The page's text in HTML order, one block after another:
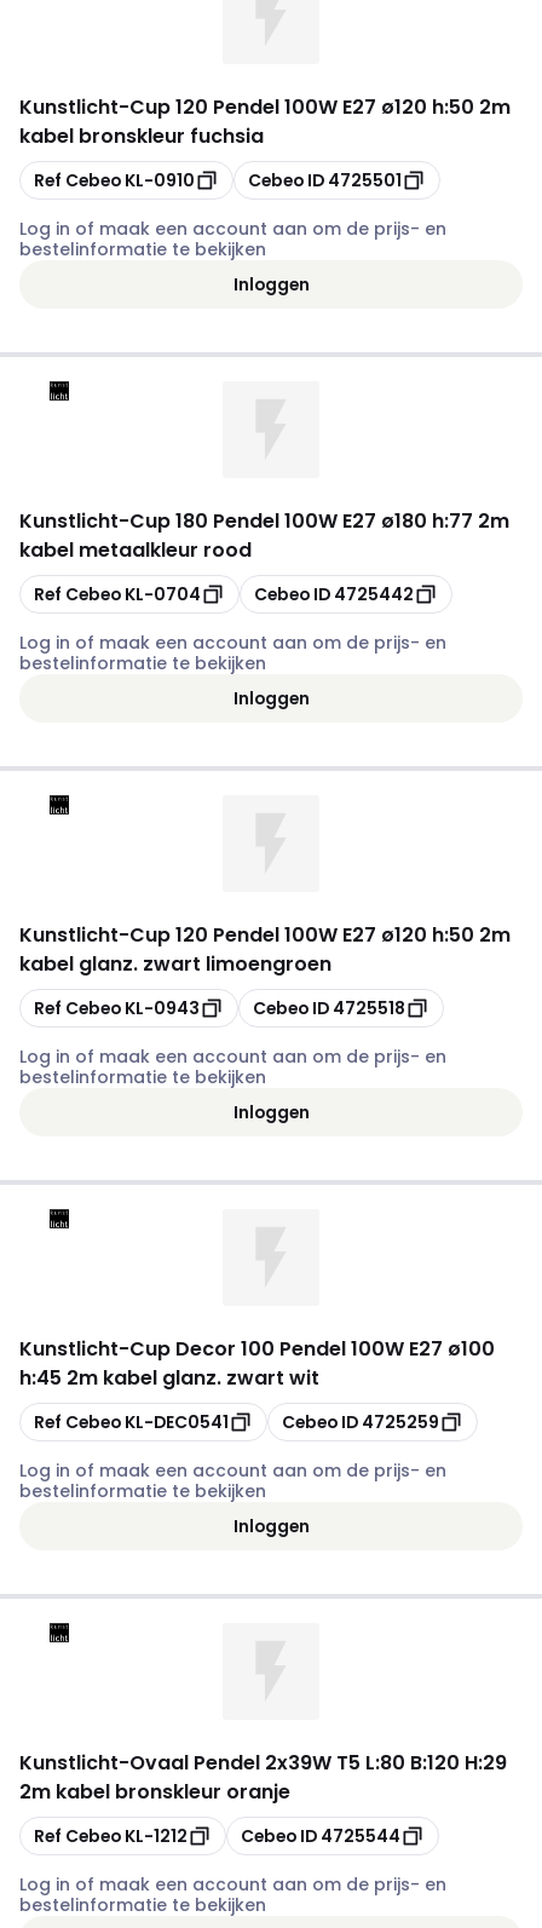
Kunstlicht-Cup 120 Pendel 100W E27 ø120 h:50 2m
kabel bronskleur fuchsia
Kopiëren
Ref Cebeo KL-0910 Kopiëren
Cebeo ID 4725501
Log in of maak een account aan om de prijs- en
bestelinformatie te bekijken
Inloggen
Kunstlicht-Cup 180 Pendel 100W E27 ø180 h:77 2m
kabel metaalkleur rood
Kopiëren
Ref Cebeo KL-0704 Kopiëren
Cebeo ID 4725442
Log in of maak een account aan om de prijs- en
bestelinformatie te bekijken
Inloggen
Kunstlicht-Cup 120 Pendel 100W E27 ø120 h:50 2m
kabel glanz. zwart limoengroen
Kopiëren
Ref Cebeo KL-0943 Kopiëren
Cebeo ID 4725518
Log in of maak een account aan om de prijs- en
bestelinformatie te bekijken
Inloggen
Kunstlicht-Cup Decor 100 Pendel 100W E27 ø100
h:45 2m kabel glanz. zwart wit
Kopiëren
Ref Cebeo KL-DEC0541 Kopiëren
Cebeo ID 4725259
Log in of maak een account aan om de prijs- en
bestelinformatie te bekijken
Inloggen
Kunstlicht-Ovaal Pendel 2x39W T5 L:80 B:120 H:29
2m kabel bronskleur oranje
Kopiëren
Ref Cebeo KL-1212 Kopiëren
Cebeo ID 4725544
Log in of maak een account aan om de prijs- en
bestelinformatie te bekijken